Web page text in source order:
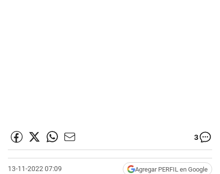
3
13-11-2022 07:09 Agregar PERFIL en Google